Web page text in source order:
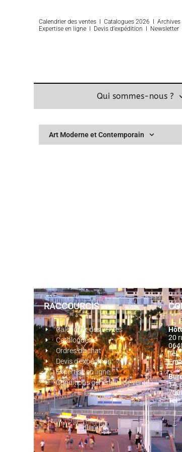
Calendrier des ventes ΙCatalogues 2026 ΙArchives
Expertise en ligne Ι Devis d’expédition Newsletter
Qui sommes-nous ?
Art Moderne et Contemporain
RACCOURCIS
Calendrier des ventes
Catalogues
Ordres d'achat
Devis d'expédition
Expertise en ligne
Conditions générales de vente
20
Tél
14,
Tél